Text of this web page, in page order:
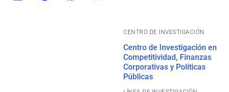
CENTRO DE INVESTIGACIÓN
Centro de Investigación en
Competitividad, Finanzas
Corporativas y Políticas
Públicas